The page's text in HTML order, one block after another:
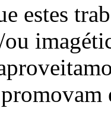
estes
ou